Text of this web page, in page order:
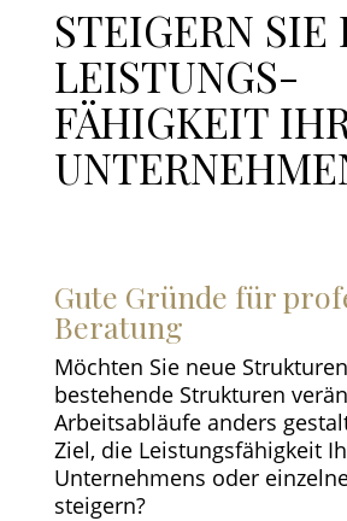
STEIGERN SIE
LEISTUNGS-
FÄHIGKEIT
Gute Gründe für
Beratung
Möchten Sie neue
bestehende Strukturen
Arbeitsabläufe anders
Ziel, die Leistungsfähigkeit
Unternehmens oder
steigern?